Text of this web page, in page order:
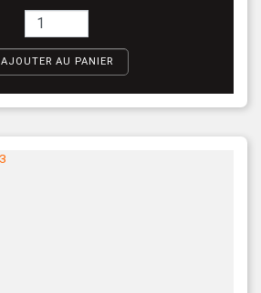
AJOUTER AU PANIER